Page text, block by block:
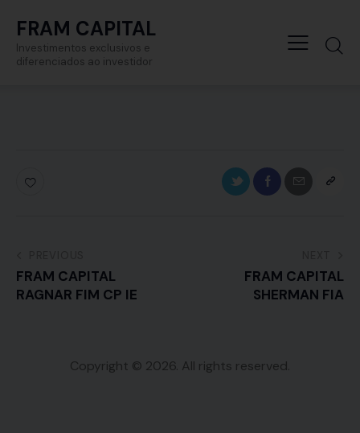
FRAM CAPITAL
Investimentos exclusivos e
diferenciados ao investidor
FRAM CAPITAL
RAGNAR FIM CP IE
FRAM CAPITAL
SHERMAN FIA
Copyright © 2026. All rights reserved.